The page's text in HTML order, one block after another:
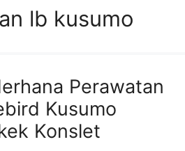
lb kusumo
Perawatan
Kusumo
Konslet